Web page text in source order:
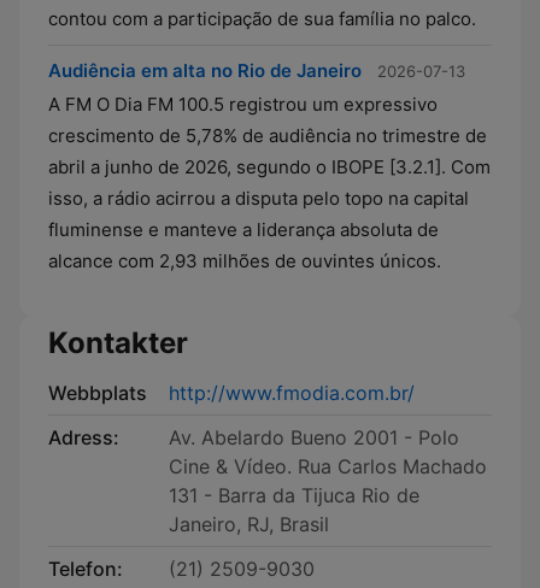
contou com a participação de sua família no palco.
Audiência em alta no Rio de Janeiro 2026-07-13
A FM O Dia FM 100.5 registrou um expressivo
crescimento de 5,78% de audiência no trimestre de
abril a junho de 2026, segundo o IBOPE [3.2.1]. Com
isso, a rádio acirrou a disputa pelo topo na capital
fluminense e manteve a liderança absoluta de
alcance com 2,93 milhões de ouvintes únicos.
Kontakter
Webbplats
http://www.fmodia.com.br/
Adress:
Av. Abelardo Bueno 2001 - Polo
Cine & Vídeo. Rua Carlos Machado
131 - Barra da Tijuca Rio de
Janeiro, RJ, Brasil
Telefon:
(21) 2509-9030